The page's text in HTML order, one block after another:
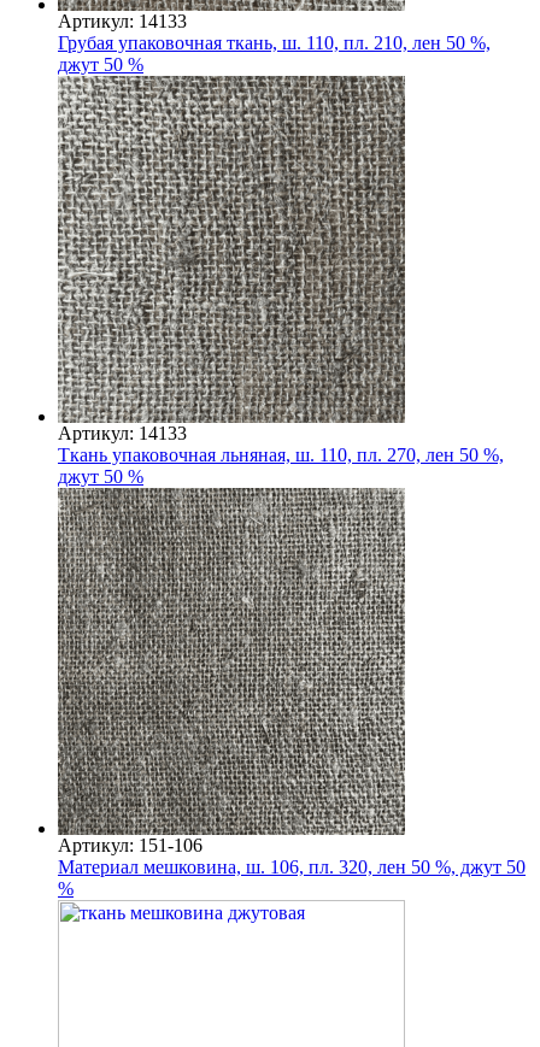
Артикул: 14133
Грубая упаковочная ткань, ш. 110, пл. 210, лен 50 %,
джут 50 %
Артикул: 14133
Ткань упаковочная льняная, ш. 110, пл. 270, лен 50 %,
джут 50 %
Артикул: 151-106
Материал мешковина, ш. 106, пл. 320, лен 50 %, джут 50
%